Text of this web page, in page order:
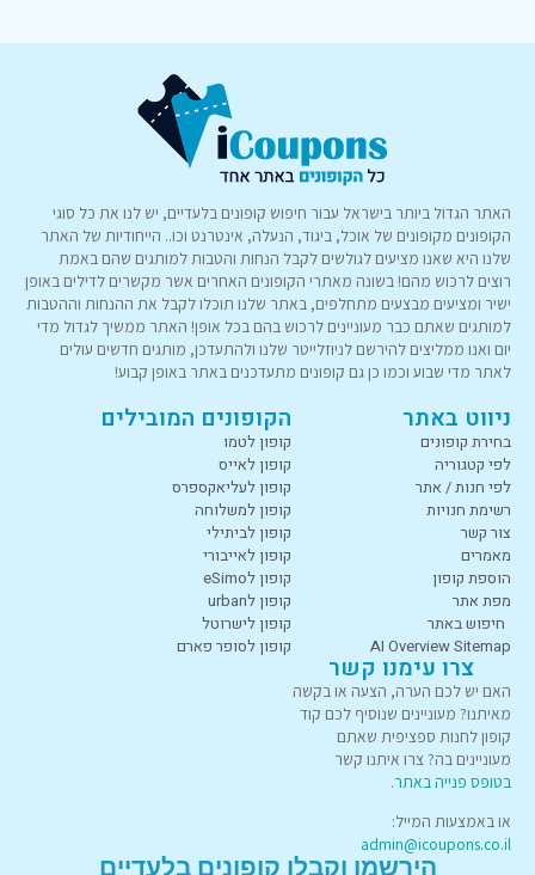
האתר הגדול ביותר בישראל עבור חיפוש קופונים בלעדיים, יש לנו את כל סוגי
הקופונים מקופונים של אוכל, ביגוד, הנעלה, אינטרנט וכו.. הייחודיות של האתר
שלנו היא שאנו מציעים לגולשים לקבל הנחות והטבות למותגים שהם באמת
רוצים לרכוש מהם! בשונה מאתרי הקופונים האחרים אשר מקשרים לדילים באופן
ישיר ומציעים מבצעים מתחלפים, באתר שלנו תוכלו לקבל את ההנחות וההטבות
למותגים שאתם כבר מעוניינים לרכוש בהם בכל אופן! האתר ממשיך לגדול מדי
יום ואנו ממליצים להירשם לניוזלייטר שלנו ולהתעדכן, מותגים חדשים עולים
לאתר מדי שבוע וכמו כן גם קופונים מתעדכנים באתר באופן קבוע!
ניווט באתר
בחירת קופונים
לפי קטגוריה
לפי חנות / אתר
רשימת חנויות
צור קשר
מאמרים
הוספת קופון
מפת אתר
חיפוש באתר
AI Overview Sitemap
הקופונים המובילים
קופון לטמו
קופון לאייס
קופון לעליאקספרס
קופון למשלוחה
קופון לביתילי
קופון לאייבורי
קופון לeSimo
קופון לurban
קופון לישרוטל
קופון לסופר פארם
צרו עימנו קשר
האם יש לכם הערה, הצעה או בקשה
מאיתנו? מעוניינים שנוסיף לכם קוד
קופון לחנות ספציפית שאתם
מעוניינים בה? צרו איתנו קשר
בטופס פנייה באתר.
או באמצעות המייל:
admin@icoupons.co.il
הירשמו וקבלו קופונים בלעדיים